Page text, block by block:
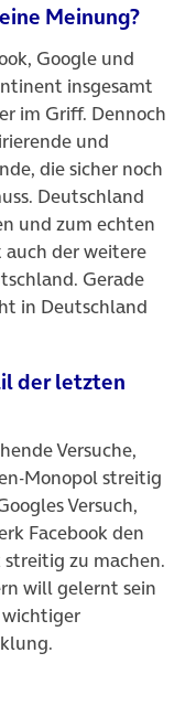
Meinung?
Google und
insgesamt
im Griff. Dennoch
und
die sicher noch
Deutschland
und zum echten
auch der weitere
Gerade
in Deutschland
der letzten
Versuche,
Monopol streitig
Versuch,
Facebook den
zu machen.
will gelernt sein
wichtiger